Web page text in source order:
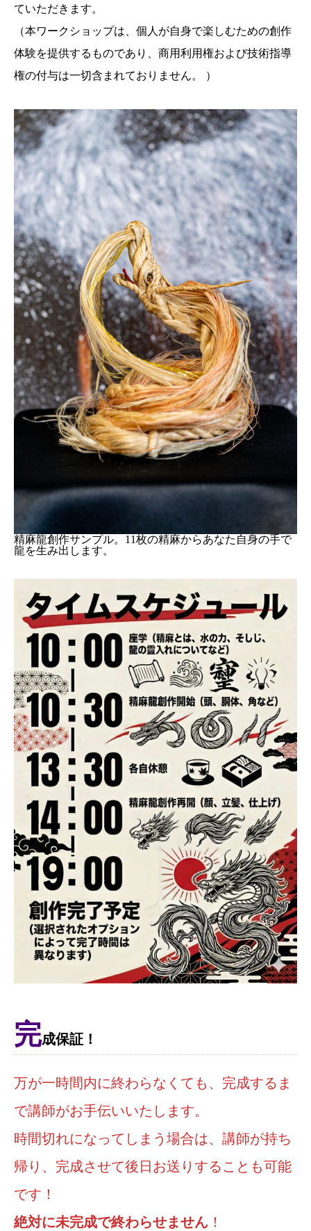
ていただきます。
（本ワークショップは、個人が自身で楽しむための創作
体験を提供するものであり、商用利用権および技術指導
権の付与は一切含まれておりません。 ）
精麻龍創作サンプル。11枚の精麻からあなた自身の手で
龍を生み出します。
完成保証！
万が一時間内に終わらなくても、完成するま
で講師がお手伝いいたします。
時間切れになってしまう場合は、講師が持ち
帰り、完成させて後日お送りすることも可能
です！
絶対に未完成で終わらせません ！